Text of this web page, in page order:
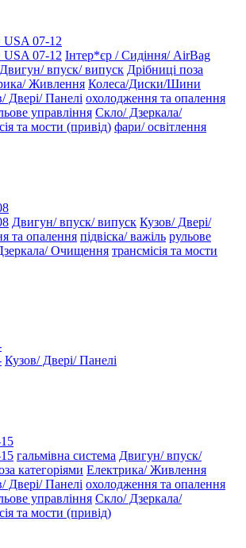
07-12
07-12 Інтер*єр / Сидіння/ AirBag
Двигун/ впуск/ випуск Дрібниці поза
Живлення Колеса/Диски/Шини
Двері/ Панелі охолодження та опалення
управління Скло/ Дзеркала/
та мости (привід) фари/ освітлення
Двигун/ впуск/ випуск Кузов/ Двері/
та опалення підвіска/ важіль рульове
Очищення трансмісія та мости
Кузов/ Двері/ Панелі
гальмівна система Двигун/ впуск/
категоріями Електрика/ Живлення
Двері/ Панелі охолодження та опалення
управління Скло/ Дзеркала/
та мости (привід)